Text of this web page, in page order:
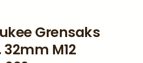
Grensaks
M12